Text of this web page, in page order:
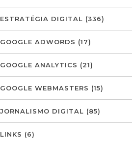
ESTRATÉGIA DIGITAL (336)
GOOGLE ADWORDS (17)
GOOGLE ANALYTICS (21)
GOOGLE WEBMASTERS (15)
JORNALISMO DIGITAL (85)
LINKS (6)